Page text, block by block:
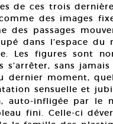
de ces trois
des images
des passages
dans l’espace du
Les figures sont
s’arrêter, sans
dernier moment,
sensuelle et
auto-infligée par le
fini. Celle-ci